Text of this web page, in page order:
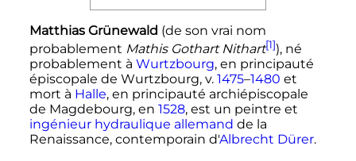
Matthias Grünewald (de son vrai nom
probablement Mathis Gothart Nithart[1]), né
probablement à Wurtzbourg, en principauté
épiscopale de Wurtzbourg, v. 1475–1480 et
mort à Halle, en principauté archiépiscopale
de Magdebourg, en 1528, est un peintre et
ingénieur hydraulique allemand de la
Renaissance, contemporain d'Albrecht Dürer.